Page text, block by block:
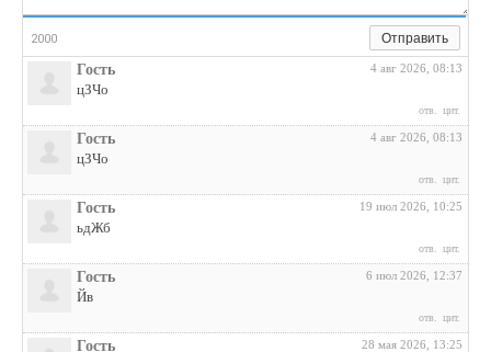
Отправить
2000
Гость 4 авг 2026, 08:13
цЗЧо
отв. цит.
Гость 4 авг 2026, 08:13
цЗЧо
отв. цит.
Гость 19 июл 2026, 10:25
ьдЖб
отв. цит.
Гость 6 июл 2026, 12:37
Йв
отв. цит.
Гость 28 мая 2026, 13:25